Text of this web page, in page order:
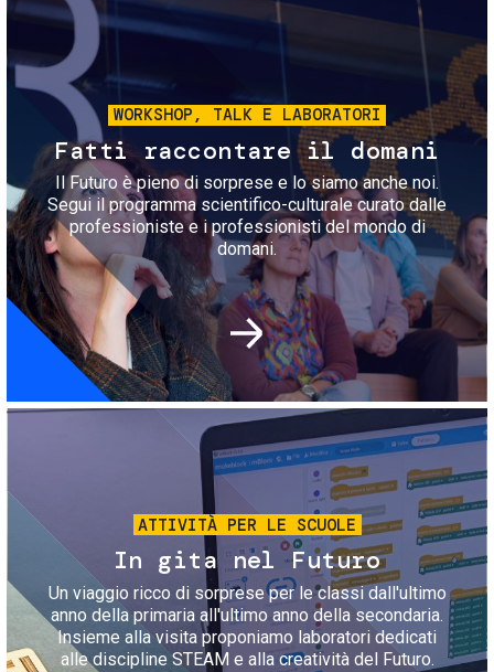
Immagine
WORKSHOP, TALK E LABORATORI
Fatti raccontare il domani
Il Futuro è pieno di sorprese e lo siamo anche noi.
Segui il programma scientifico-culturale curato dalle
professioniste e i professionisti del mondo di
domani.
Immagine
ATTIVITÀ PER LE SCUOLE
In gita nel Futuro
Un viaggio ricco di sorprese per le classi dall'ultimo
anno della primaria all'ultimo anno della secondaria.
Insieme alla visita proponiamo laboratori dedicati
alle discipline STEAM e alla creatività del Futuro.